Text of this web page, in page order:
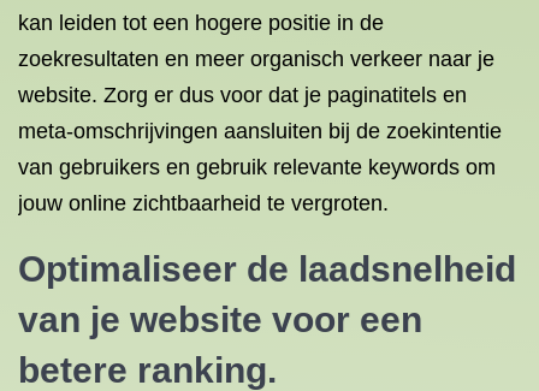
kan leiden tot een hogere positie in de
zoekresultaten en meer organisch verkeer naar je
website. Zorg er dus voor dat je paginatitels en
meta-omschrijvingen aansluiten bij de zoekintentie
van gebruikers en gebruik relevante keywords om
jouw online zichtbaarheid te vergroten.
Optimaliseer de laadsnelheid
van je website voor een
betere ranking.